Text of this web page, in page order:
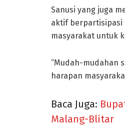
Sanusi yang juga
aktif berpartisipasi
masyarakat untuk
“Mudah-mudahan
harapan
Baca Juga:
Malang-Blitar